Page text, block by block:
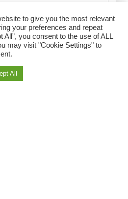
to give you the most relevant
your preferences and repeat
All”, you consent to the use of ALL
may visit "Cookie Settings" to
All